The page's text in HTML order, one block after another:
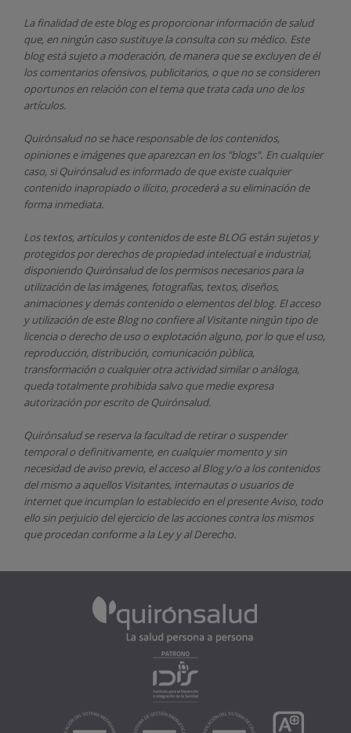
La finalidad de este blog es proporcionar información de salud
que, en ningún caso sustituye la consulta con su médico. Este
blog está sujeto a moderación, de manera que se excluyen de él
los comentarios ofensivos, publicitarios, o que no se consideren
oportunos en relación con el tema que trata cada uno de los
artículos.
Quirónsaludno se hace responsable de los contenidos,
opiniones e imágenes que aparezcan en los "blogs". En cualquier
caso, si Quirónsaludes informado de que existe cualquier
contenido inapropiado o ilícito, procederá a su eliminación de
forma inmediata.
Los textos, artículos y contenidos de este BLOG están sujetos y
protegidos por derechos de propiedad intelectual e industrial,
disponiendo Quirónsaludde los permisos necesarios para la
utilización de las imágenes, fotografías, textos, diseños,
animaciones y demás contenido o elementos del blog. El acceso
y utilización de este Blog no confiere al Visitante ningún tipo de
licencia o derecho de uso o explotación alguno, por lo que el uso,
reproducción, distribución, comunicación pública,
transformación o cualquier otra actividad similar o análoga,
queda totalmente prohibida salvo que medie expresa
autorización por escrito de Quirónsalud.
Quirónsaludse reserva la facultad de retirar o suspender
temporal o definitivamente, en cualquier momento y sin
necesidad de aviso previo, el acceso al Blog y/o a los contenidos
del mismo a aquellos Visitantes, internautas o usuarios de
internet que incumplan lo establecido en el presente Aviso, todo
ello sin perjuicio del ejercicio de las acciones contra los mismos
que procedan conforme a la Ley y al Derecho.